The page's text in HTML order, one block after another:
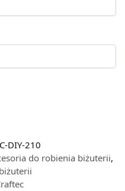
DIY-210
do robienia biżuterii,